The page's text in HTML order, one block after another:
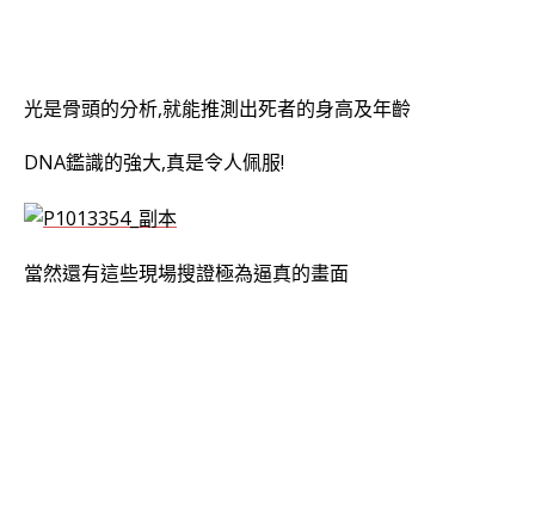
光是骨頭的分析,就能推測出死者的身高及年齡
DNA鑑識的強大,真是令人佩服!
當然還有這些現場搜證極為逼真的畫面